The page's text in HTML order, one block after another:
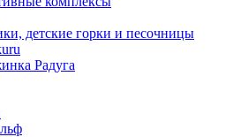
детские горки и песочницы
Радуга